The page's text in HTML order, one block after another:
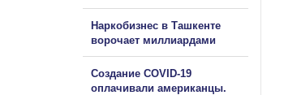
Наркобизнес в Ташкенте
ворочает миллиардами
Создание COVID-19
оплачивали американцы.